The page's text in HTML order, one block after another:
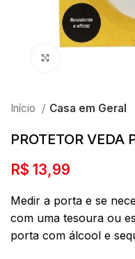
Início Casa em Geral
PROTETOR VEDA
R$ 13,99
Medir a porta e se
com uma tesoura ou
porta com álcool e